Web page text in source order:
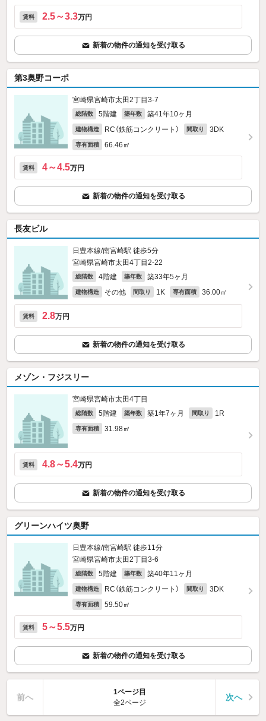
賃料 2.5～3.3万円
新着の物件の通知を受け取る
第3奥野コーポ
宮崎県宮崎市太田2丁目3-7
総階数 5階建 築年数 築41年10ヶ月
建物構造 RC（鉄筋コンクリート） 間取り 3DK
専有面積 66.46㎡
賃料 4～4.5万円
新着の物件の通知を受け取る
長友ビル
日豊本線/南宮崎駅 徒歩5分
宮崎県宮崎市太田4丁目2-22
総階数 4階建 築年数 築33年5ヶ月
建物構造 その他 間取り 1K 専有面積 36.00㎡
賃料 2.8万円
新着の物件の通知を受け取る
メゾン・フジスリー
宮崎県宮崎市太田4丁目
総階数 5階建 築年数 築1年7ヶ月 間取り 1R
専有面積 31.98㎡
賃料 4.8～5.4万円
新着の物件の通知を受け取る
グリーンハイツ奥野
日豊本線/南宮崎駅 徒歩11分
宮崎県宮崎市太田2丁目3-6
総階数 5階建 築年数 築40年11ヶ月
建物構造 RC（鉄筋コンクリート） 間取り 3DK
専有面積 59.50㎡
賃料 5～5.5万円
新着の物件の通知を受け取る
前へ
1ページ目
全2ページ
次へ